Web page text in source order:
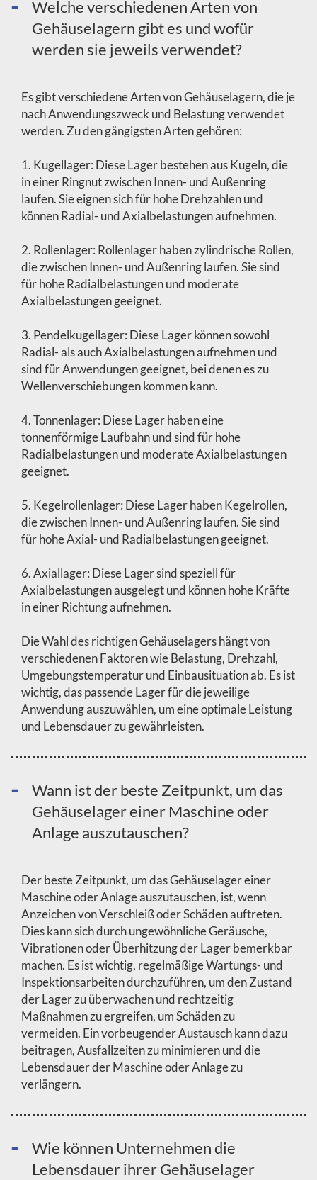
Welche verschiedenen Arten von
Gehäuselagern gibt es und wofür
werden sie jeweils verwendet?
Es gibt verschiedene Arten von Gehäuselagern, die je
nach Anwendungszweck und Belastung verwendet
werden. Zu den gängigsten Arten gehören:
1. Kugellager: Diese Lager bestehen aus Kugeln, die
in einer Ringnut zwischen Innen- und Außenring
laufen. Sie eignen sich für hohe Drehzahlen und
können Radial- und Axialbelastungen aufnehmen.
2. Rollenlager: Rollenlager haben zylindrische Rollen,
die zwischen Innen- und Außenring laufen. Sie sind
für hohe Radialbelastungen und moderate
Axialbelastungen geeignet.
3. Pendelkugellager: Diese Lager können sowohl
Radial- als auch Axialbelastungen aufnehmen und
sind für Anwendungen geeignet, bei denen es zu
Wellenverschiebungen kommen kann.
4. Tonnenlager: Diese Lager haben eine
tonnenförmige Laufbahn und sind für hohe
Radialbelastungen und moderate Axialbelastungen
geeignet.
5. Kegelrollenlager: Diese Lager haben Kegelrollen,
die zwischen Innen- und Außenring laufen. Sie sind
für hohe Axial- und Radialbelastungen geeignet.
6. Axiallager: Diese Lager sind speziell für
Axialbelastungen ausgelegt und können hohe Kräfte
in einer Richtung aufnehmen.
Die Wahl des richtigen Gehäuselagers hängt von
verschiedenen Faktoren wie Belastung, Drehzahl,
Umgebungstemperatur und Einbausituation ab. Es ist
wichtig, das passende Lager für die jeweilige
Anwendung auszuwählen, um eine optimale Leistung
und Lebensdauer zu gewährleisten.
Wann ist der beste Zeitpunkt, um das
Gehäuselager einer Maschine oder
Anlage auszutauschen?
Der beste Zeitpunkt, um das Gehäuselager einer
Maschine oder Anlage auszutauschen, ist, wenn
Anzeichen von Verschleiß oder Schäden auftreten.
Dies kann sich durch ungewöhnliche Geräusche,
Vibrationen oder Überhitzung der Lager bemerkbar
machen. Es ist wichtig, regelmäßige Wartungs- und
Inspektionsarbeiten durchzuführen, um den Zustand
der Lager zu überwachen und rechtzeitig
Maßnahmen zu ergreifen, um Schäden zu
vermeiden. Ein vorbeugender Austausch kann dazu
beitragen, Ausfallzeiten zu minimieren und die
Lebensdauer der Maschine oder Anlage zu
verlängern.
Wie können Unternehmen die
Lebensdauer ihrer Gehäuselager